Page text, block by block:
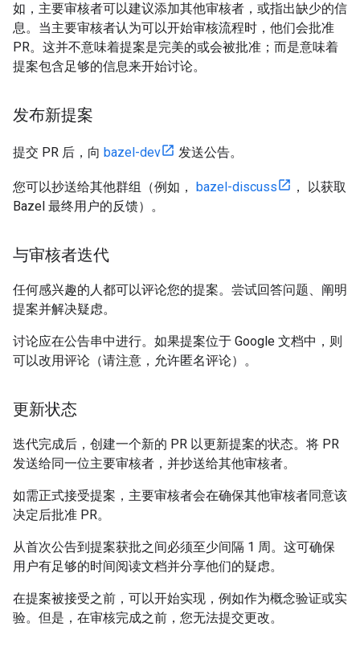
如，主要审核者可以建议添加其他审核者，或指出缺少的信
息。当主要审核者认为可以开始审核流程时，他们会批准
PR。这并不意味着提案是完美的或会被批准；而是意味着
提案包含足够的信息来开始讨论。
发布新提案
提交 PR 后，向 bazel-dev 发送公告。
您可以抄送给其他群组（例如， bazel-discuss
， 以获取
Bazel 最终用户的反馈）。
与审核者迭代
任何感兴趣的人都可以评论您的提案。尝试回答问题、阐明
提案并解决疑虑。
讨论应在公告串中进行。如果提案位于 Google 文档中，则
可以改用评论（请注意，允许匿名评论）。
更新状态
迭代完成后，创建一个新的 PR 以更新提案的状态。将 PR
发送给同一位主要审核者，并抄送给其他审核者。
如需正式接受提案，主要审核者会在确保其他审核者同意该
决定后批准 PR。
从首次公告到提案获批之间必须至少间隔 1 周。这可确保
用户有足够的时间阅读文档并分享他们的疑虑。
在提案被接受之前，可以开始实现，例如作为概念验证或实
验。但是，在审核完成之前，您无法提交更改。